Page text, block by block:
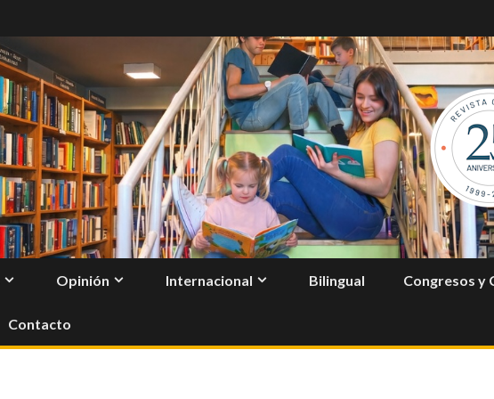
Opinión Internacional Bilingual Congresos y
Contacto